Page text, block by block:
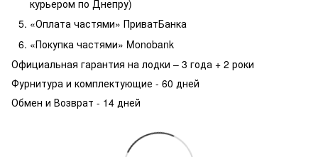
курьером по Днепру)
«Оплата частями» ПриватБанка
«Покупка частями» Monobank
Официальная гарантия на лодки – 3 года + 2 роки
Фурнитура и комплектующие - 60 дней
Обмен и Возврат - 14 дней